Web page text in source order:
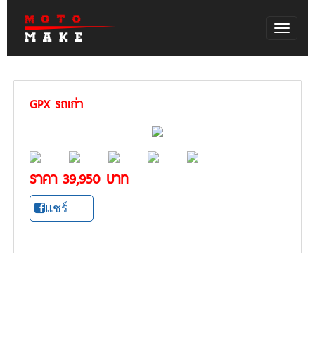
Toggle
GPX รถเก่า
ราคา 39,950 บาท
แชร์